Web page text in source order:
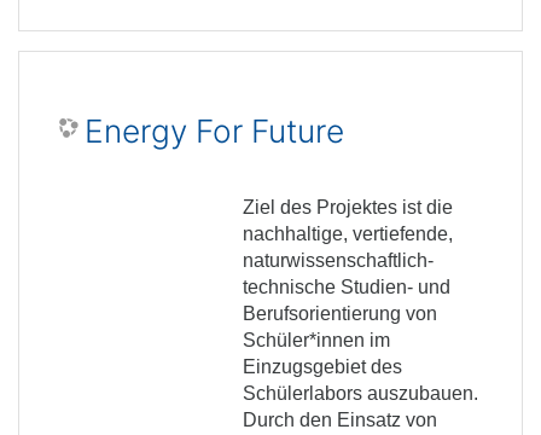
Energy For Future
Ziel des Projektes ist die
nachhaltige, vertiefende,
naturwissenschaftlich-
technische Studien- und
Berufsorientierung von
Schüler*innen im
Einzugsgebiet des
Schülerlabors auszubauen.
Durch den Einsatz von